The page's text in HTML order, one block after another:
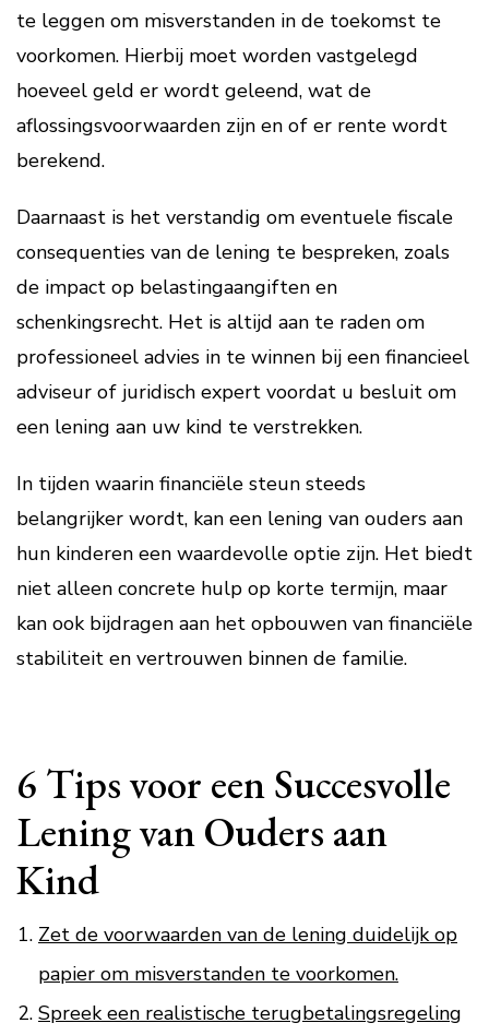
te leggen om misverstanden in de toekomst te
voorkomen. Hierbij moet worden vastgelegd
hoeveel geld er wordt geleend, wat de
aflossingsvoorwaarden zijn en of er rente wordt
berekend.
Daarnaast is het verstandig om eventuele fiscale
consequenties van de lening te bespreken, zoals
de impact op belastingaangiften en
schenkingsrecht. Het is altijd aan te raden om
professioneel advies in te winnen bij een financieel
adviseur of juridisch expert voordat u besluit om
een lening aan uw kind te verstrekken.
In tijden waarin financiële steun steeds
belangrijker wordt, kan een lening van ouders aan
hun kinderen een waardevolle optie zijn. Het biedt
niet alleen concrete hulp op korte termijn, maar
kan ook bijdragen aan het opbouwen van financiële
stabiliteit en vertrouwen binnen de familie.
6 Tips voor een Succesvolle
Lening van Ouders aan
Kind
Zet de voorwaarden van de lening duidelijk op
papier om misverstanden te voorkomen.
Spreek een realistische terugbetalingsregeling